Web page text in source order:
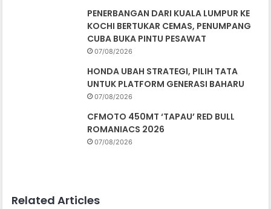
PENERBANGAN DARI KUALA LUMPUR KE
KOCHI BERTUKAR CEMAS, PENUMPANG
CUBA BUKA PINTU PESAWAT
07/08/2026
HONDA UBAH STRATEGI, PILIH TATA
UNTUK PLATFORM GENERASI BAHARU
07/08/2026
CFMOTO 450MT ‘TAPAU’ RED BULL
ROMANIACS 2026
07/08/2026
Related Articles